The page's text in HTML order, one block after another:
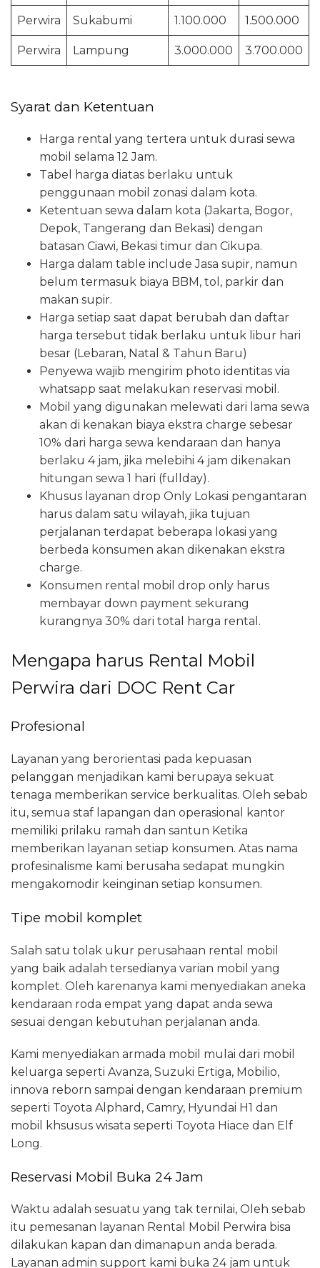
Perwira Sukabumi 1.100.000 1.500.000
Perwira Lampung 3.000.000 3.700.000
Syarat dan Ketentuan
Harga rental yang tertera untuk durasi sewa
mobil selama 12 Jam.
Tabel harga diatas berlaku untuk
penggunaan mobil zonasi dalam kota.
Ketentuan sewa dalam kota (Jakarta, Bogor,
Depok, Tangerang dan Bekasi) dengan
batasan Ciawi, Bekasi timur dan Cikupa.
Harga dalam table include Jasa supir, namun
belum termasuk biaya BBM, tol, parkir dan
makan supir.
Harga setiap saat dapat berubah dan daftar
harga tersebut tidak berlaku untuk libur hari
besar (Lebaran, Natal & Tahun Baru)
Penyewa wajib mengirim photo identitas via
whatsapp saat melakukan reservasi mobil.
Mobil yang digunakan melewati dari lama sewa
akan di kenakan biaya ekstra charge sebesar
10% dari harga sewa kendaraan dan hanya
berlaku 4 jam, jika melebihi 4 jam dikenakan
hitungan sewa 1 hari (fullday).
Khusus layanan drop Only Lokasi pengantaran
harus dalam satu wilayah, jika tujuan
perjalanan terdapat beberapa lokasi yang
berbeda konsumen akan dikenakan ekstra
charge.
Konsumen rental mobil drop only harus
membayar down payment sekurang
kurangnya 30% dari total harga rental.
Mengapa harus Rental Mobil
Perwira dari DOC Rent Car
Profesional
Layanan yang berorientasi pada kepuasan
pelanggan menjadikan kami berupaya sekuat
tenaga memberikan service berkualitas. Oleh sebab
itu, semua staf lapangan dan operasional kantor
memiliki prilaku ramah dan santun Ketika
memberikan layanan setiap konsumen. Atas nama
profesinalisme kami berusaha sedapat mungkin
mengakomodir keinginan setiap konsumen.
Tipe mobil komplet
Salah satu tolak ukur perusahaan rental mobil
yang baik adalah tersedianya varian mobil yang
komplet. Oleh karenanya kami menyediakan aneka
kendaraan roda empat yang dapat anda sewa
sesuai dengan kebutuhan perjalanan anda.
Kami menyediakan armada mobil mulai dari mobil
keluarga seperti Avanza, Suzuki Ertiga, Mobilio,
innova reborn sampai dengan kendaraan premium
seperti Toyota Alphard, Camry, Hyundai H1 dan
mobil khsusus wisata seperti Toyota Hiace dan Elf
Long.
Reservasi Mobil Buka 24 Jam
Waktu adalah sesuatu yang tak ternilai, Oleh sebab
itu pemesanan layanan Rental Mobil Perwira bisa
dilakukan kapan dan dimanapun anda berada.
Layanan admin support kami buka 24 jam untuk